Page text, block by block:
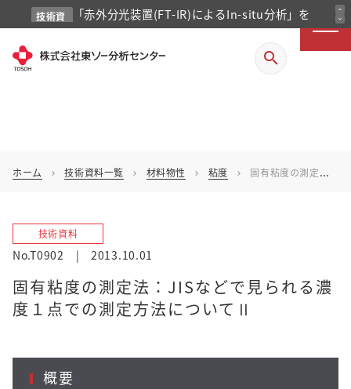
技術資
料
「赤外分光装置(FT-IR)によるIn-situ分析」を
掲載しました
expand_less
expand_more
search
ホーム chevron_right 技術資料一覧 chevron_right 材料物性 chevron_right 粘度 chevron_right 固有粘度の測定法：JISなどで見られる濃度１点での測定方法についてⅡ
技術資料
No.T0902 | 2013.10.01
固有粘度の測定法：JISなどで見られる濃
度１点での測定方法についてⅡ
概要